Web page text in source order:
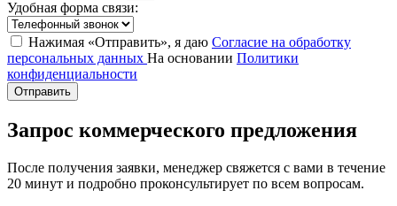
Удобная форма связи:
Нажимая «Отправить», я даю Согласие на обработку
персональных данных На основании Политики
конфиденциальности
Отправить
Запрос коммерческого предложения
После получения заявки, менеджер свяжется с вами в течение
20 минут и подробно проконсультирует по всем вопросам.